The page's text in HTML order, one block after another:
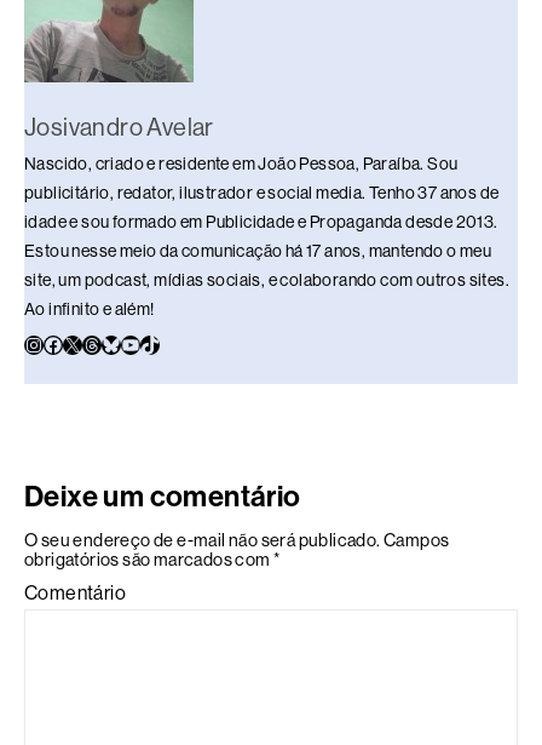
Josivandro Avelar
Nascido, criado e residente em João Pessoa, Paraíba. Sou
publicitário, redator, ilustrador e social media. Tenho 37 anos de
idade e sou formado em Publicidade e Propaganda desde 2013.
Estou nesse meio da comunicação há 17 anos, mantendo o meu
site, um podcast, mídias sociais, e colaborando com outros sites.
Ao infinito e além!
Deixe um comentário
O seu endereço de e-mail não será publicado. Campos
obrigatórios são marcados com *
Comentário